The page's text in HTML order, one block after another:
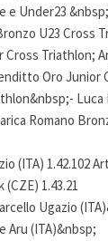
e Under23
U23 Cross
Cross Triathlon;
Oro Junior
Luca
Romano
(ITA) 1.42.102
(CZE) 1.43.21
Ugazio
Aru (ITA)&nbsp;